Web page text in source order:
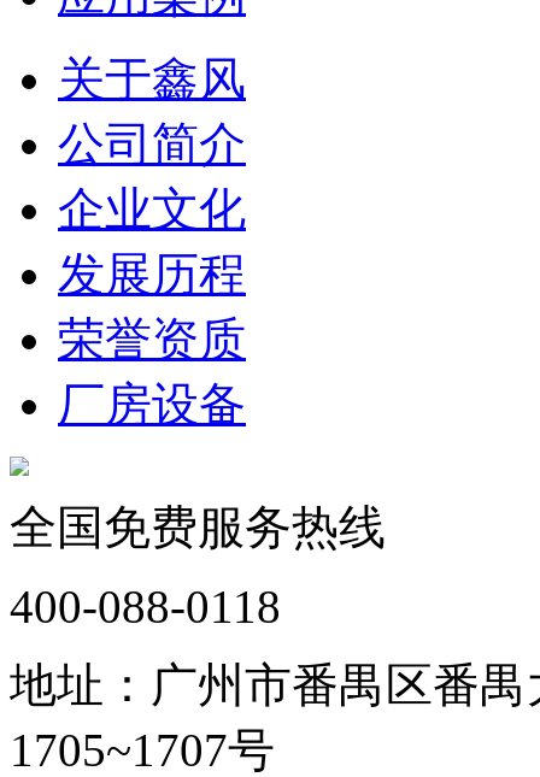
关于鑫风
公司简介
企业文化
发展历程
荣誉资质
厂房设备
全国免费服务热线
400-088-0118
地址：广州市番禺区番
1705~1707号